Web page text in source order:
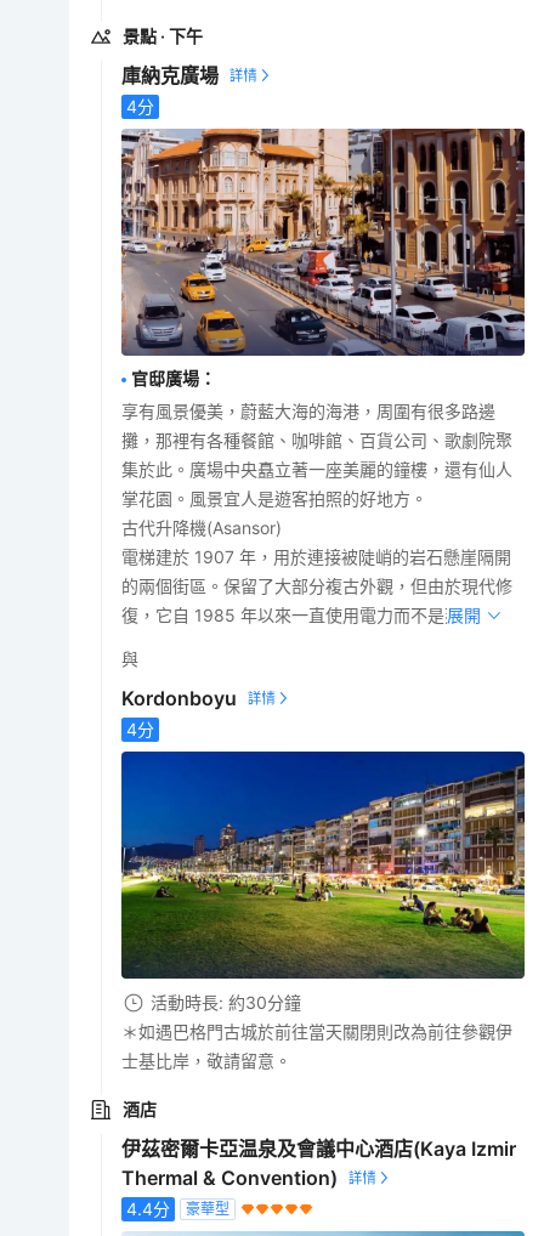
景點 · 下午
庫納克廣場
4分
官邸廣場 ：
享有風景優美，蔚藍大海的海港，周圍有很多路邊
攤，那裡有各種餐館、咖啡館、百貨公司、歌劇院聚
集於此。廣場中央矗立著一座美麗的鐘樓，還有仙人
掌花園。風景宜人是遊客拍照的好地方。
古代升降機(Asansor)
電梯建於 1907 年，用於連接被陡峭的岩石懸崖隔開
的兩個街區。保留了大部分複古外觀，但由於現代修
復，它自 1985 年以來一直使用電力而不是蒸汽。
展開
與
Kordonboyu
4分
活動時長: 約30分鐘
＊如遇巴格門古城於前往當天關閉則改為前往參觀伊
士基比岸，敬請留意。
酒店
伊茲密爾卡亞温泉及會議中心酒店(Kaya Izmir
Thermal & Convention)
4.4分 豪華型